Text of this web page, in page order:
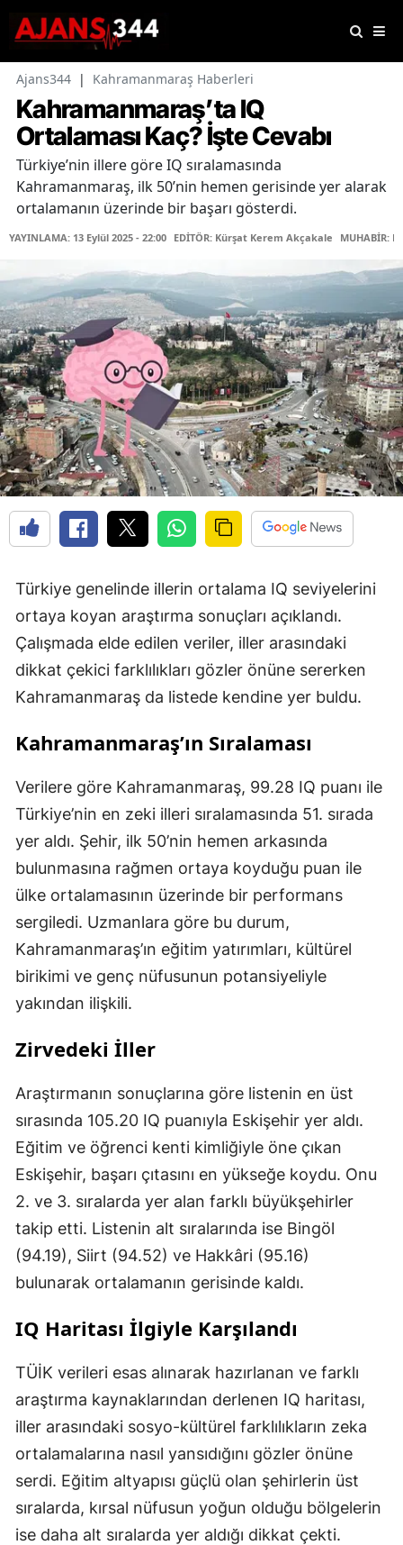
Ajans344 | Kahramanmaraş Haberleri
Kahramanmaraş’ta IQ
Ortalaması Kaç? İşte Cevabı
Türkiye’nin illere göre IQ sıralamasında
Kahramanmaraş, ilk 50’nin hemen gerisinde yer alarak
ortalamanın üzerinde bir başarı gösterdi.
YAYINLAMA: 13 Eylül 2025 - 22:00 EDİTÖR: Kürşat Kerem Akçakale MUHABİR:
Türkiye genelinde illerin ortalama IQ seviyelerini
ortaya koyan araştırma sonuçları açıklandı.
Çalışmada elde edilen veriler, iller arasındaki
dikkat çekici farklılıkları gözler önüne sererken
Kahramanmaraş da listede kendine yer buldu.
Kahramanmaraş’ın Sıralaması
Verilere göre Kahramanmaraş, 99.28 IQ puanı ile
Türkiye’nin en zeki illeri sıralamasında 51. sırada
yer aldı. Şehir, ilk 50’nin hemen arkasında
bulunmasına rağmen ortaya koyduğu puan ile
ülke ortalamasının üzerinde bir performans
sergiledi. Uzmanlara göre bu durum,
Kahramanmaraş’ın eğitim yatırımları, kültürel
birikimi ve genç nüfusunun potansiyeliyle
yakından ilişkili.
Zirvedeki İller
Araştırmanın sonuçlarına göre listenin en üst
sırasında 105.20 IQ puanıyla Eskişehir yer aldı.
Eğitim ve öğrenci kenti kimliğiyle öne çıkan
Eskişehir, başarı çıtasını en yükseğe koydu. Onu
2. ve 3. sıralarda yer alan farklı büyükşehirler
takip etti. Listenin alt sıralarında ise Bingöl
(94.19), Siirt (94.52) ve Hakkâri (95.16)
bulunarak ortalamanın gerisinde kaldı.
IQ Haritası İlgiyle Karşılandı
TÜİK verileri esas alınarak hazırlanan ve farklı
araştırma kaynaklarından derlenen IQ haritası,
iller arasındaki sosyo-kültürel farklılıkların zeka
ortalamalarına nasıl yansıdığını gözler önüne
serdi. Eğitim altyapısı güçlü olan şehirlerin üst
sıralarda, kırsal nüfusun yoğun olduğu bölgelerin
ise daha alt sıralarda yer aldığı dikkat çekti.